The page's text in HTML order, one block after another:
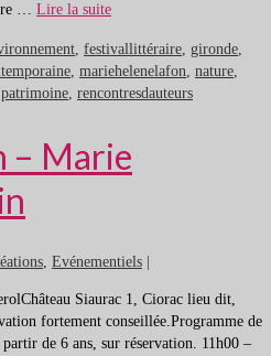
… Lire la suite
, festivallittéraire, gironde,
, mariehelenelafon, nature,
patrimoine, rencontresdauteurs
– Marie
, Evénementiels
Siaurac 1, Ciorac lieu dit,
fortement conseillée.Programme de
de 6 ans, sur réservation. 11h00 –